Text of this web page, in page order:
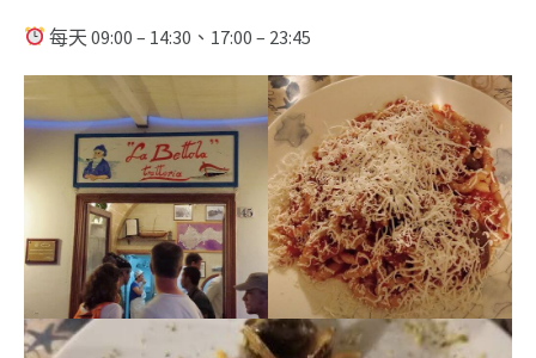
每天 09:00 – 14:30、17:00 – 23:45